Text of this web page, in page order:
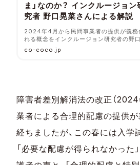
ま」なのか？ インクルージョン
究者 野口晃菜さんによる解説
2024年4月から民間事業者の提供が義務
れる概念をインクルージョン研究者の野口
菜さんに解説いただきました。
co-coco.jp
障害者差別解消法の改正（2024
業者による合理的配慮の提供
経ちましたが、この春には入学
「必要な配慮が得られなかった